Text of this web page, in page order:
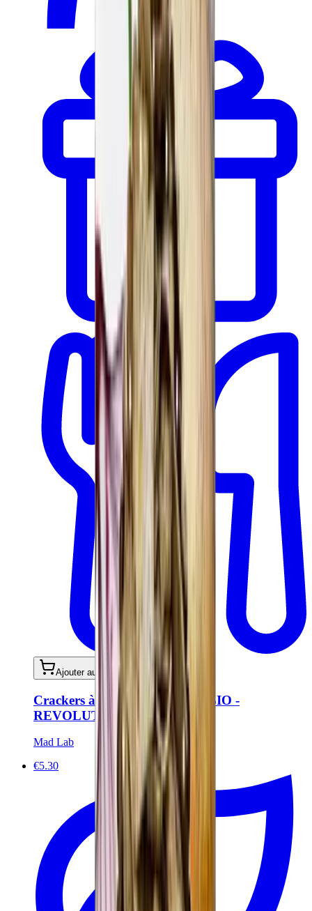
Ajouter au panier
Crackers à la tomate et basilic BIO -
REVOLUTION 909
Mad Lab
€5.30